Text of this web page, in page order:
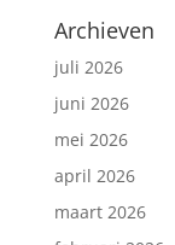
Archieven
juli 2026
juni 2026
mei 2026
april 2026
maart 2026